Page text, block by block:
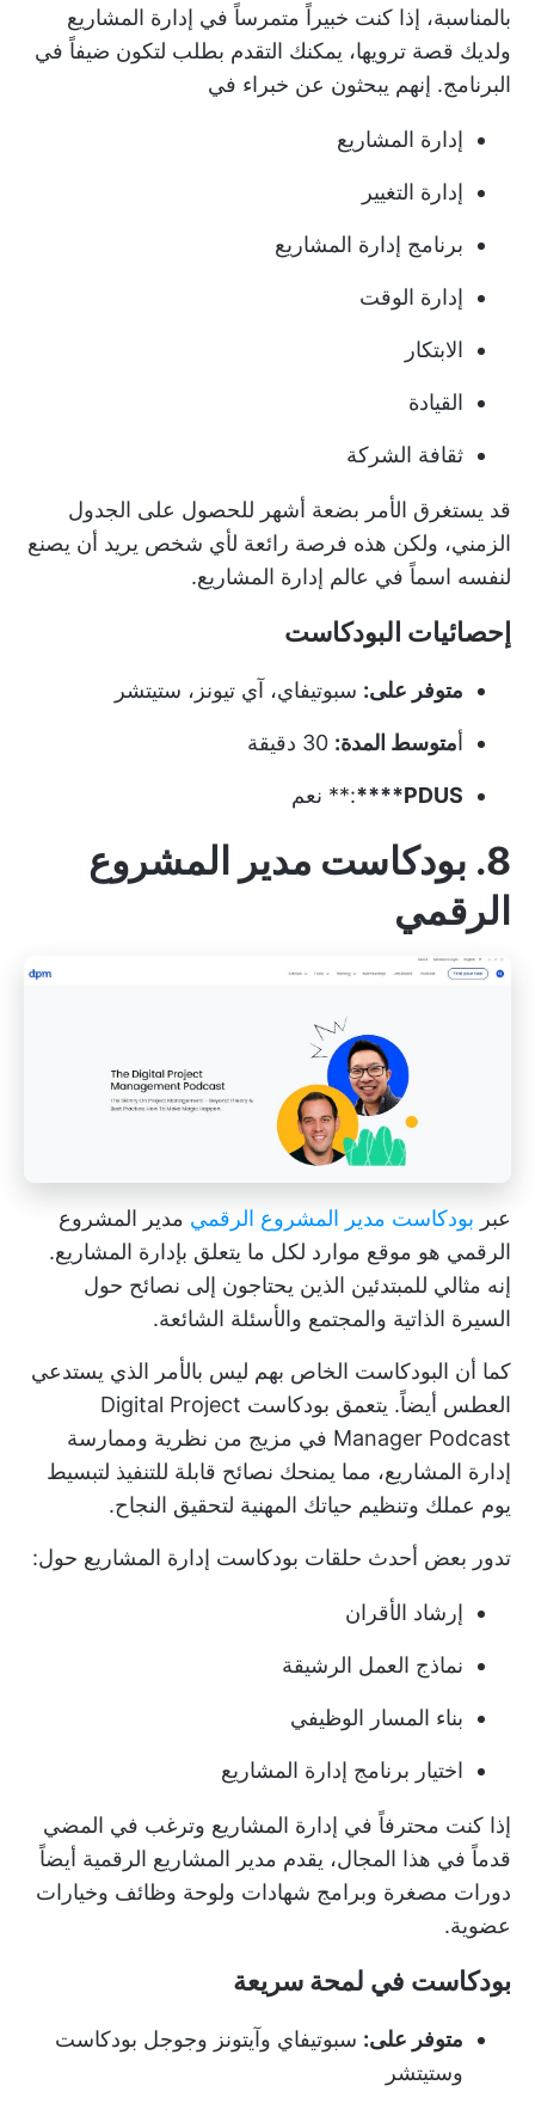
بالمناسبة، إذا كنت خبيراً متمرساً في إدارة المشاريع
ولديك قصة ترويها، يمكنك التقدم بطلب لتكون ضيفاً في
البرنامج. إنهم يبحثون عن خبراء في
إدارة المشاريع
إدارة التغيير
برنامج إدارة المشاريع
إدارة الوقت
الابتكار
القيادة
ثقافة الشركة
قد يستغرق الأمر بضعة أشهر للحصول على الجدول
الزمني، ولكن هذه فرصة رائعة لأي شخص يريد أن يصنع
لنفسه اسماً في عالم إدارة المشاريع.
إحصائيات البودكاست
متوفر على: سبوتيفاي، آي تيونز، ستيتشر
أمتوسط المدة:
PDUS**** :** نعم
8. بودكاست مدير المشروع
الرقمي
عبر بودكاست مدير المشروع الرقمي مدير المشروع
الرقمي هو موقع موارد لكل ما يتعلق بإدارة المشاريع.
إنه مثالي للمبتدئين الذين يحتاجون إلى نصائح حول
السيرة الذاتية والمجتمع والأسئلة الشائعة.
كما أن البودكاست الخاص بهم ليس بالأمر الذي يستدعي
العطس أيضاً. يتعمق بودكاست Digital Project
Manager Podcast في مزيج من نظرية وممارسة
إدارة المشاريع، مما يمنحك نصائح قابلة للتنفيذ لتبسيط
يوم عملك وتنظيم حياتك المهنية لتحقيق النجاح.
تدور بعض أحدث حلقات بودكاست إدارة المشاريع حول:
إرشاد الأقران
نماذج العمل الرشيقة
بناء المسار الوظيفي
اختيار برنامج إدارة المشاريع
إذا كنت محترفاً في إدارة المشاريع وترغب في المضي
قدماً في هذا المجال، يقدم مدير المشاريع الرقمية أيضاً
دورات مصغرة وبرامج شهادات ولوحة وظائف وخيارات
عضوية.
بودكاست في لمحة سريعة
متوفر على: سبوتيفاي وآيتونز وجوجل بودكاست
وستيتشر